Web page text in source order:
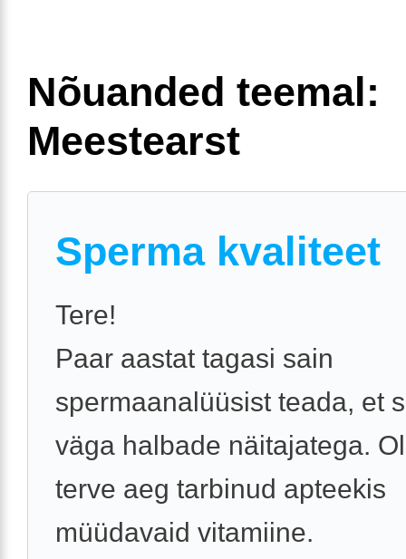
Nõuanded teemal:
Meestearst
Sperma kvaliteet
Tere!
Paar aastat tagasi sain
spermaanalüüsist teada, et
väga halbade näitajatega.
terve aeg tarbinud apteekis
müüdavaid vitamiine.